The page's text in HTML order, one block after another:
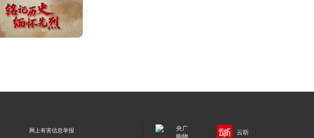
网上有害信息举报
央广
购物
云听